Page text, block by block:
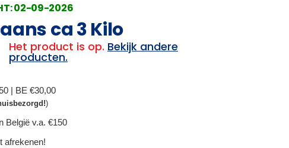
02-09-2026
ca 3 Kilo
Het product is op. Bekijk andere
producten.
| BE €30,00
)
België v.a. €150
afrekenen!